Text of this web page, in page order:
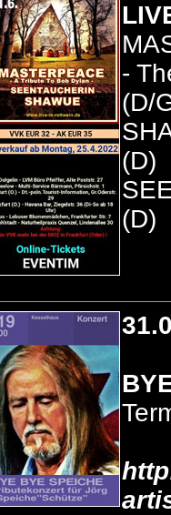
-
(D/
(D)
(D)